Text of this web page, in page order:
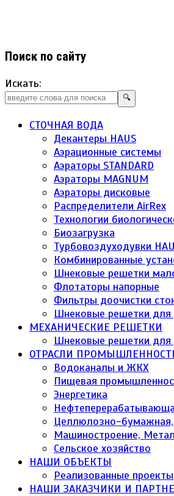
Поиск по сайту
Искать:
🔍
СТОЧНАЯ ВОДА
Декантеры HAUS
Аэрационные системы
Аэраторы STANDARD
Аэраторы MAGNUM
Аэраторы дисковые
Распределители AirRex
Технологии
Биозагрузка
Турбовоздуходувки
Комбинированные
Шнековые решетки
Флотаторы напорные
Фильтры доочистки
Шнековые решетки для
МЕХАНИЧЕСКИЕ РЕШЕТКИ
Шнековые решетки для
ОТРАСЛИ
Водоканалы и ЖКХ
Пищевая
Энергетика
Целлюлозно-бумажная,
Машиностроение,
Сельское хозяйство
НАШИ ОБЪЕКТЫ
Реализованные проекты
НАШИ ЗАКАЗЧИКИ И